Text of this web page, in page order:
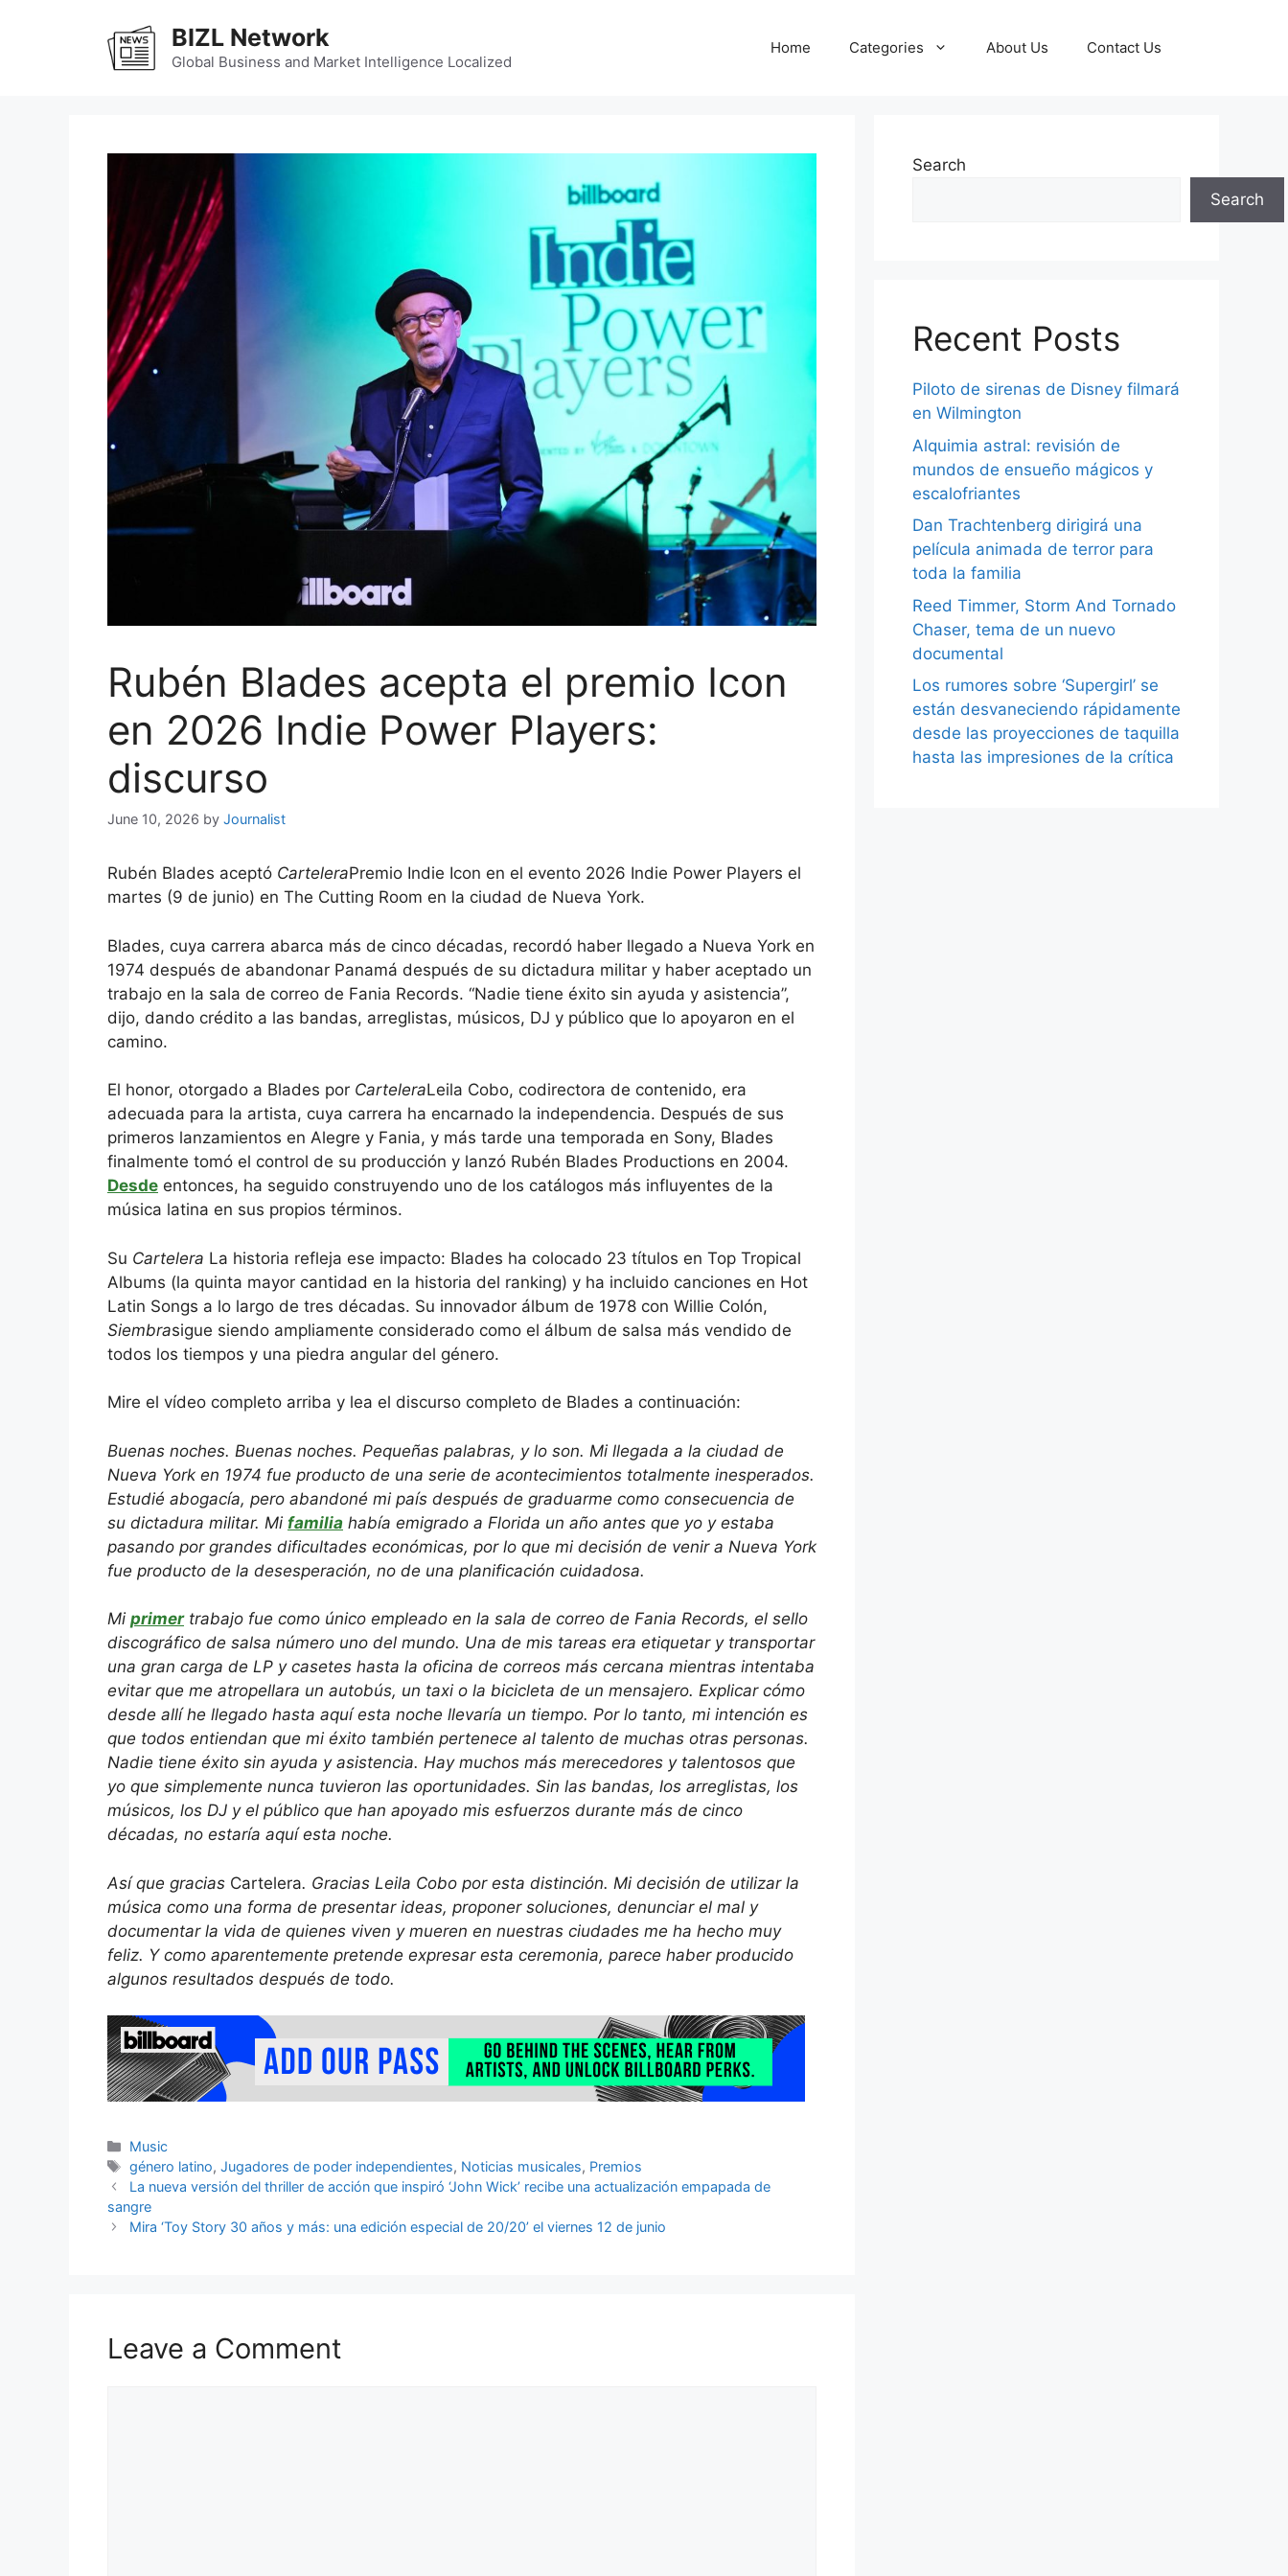
BIZL Network
Global Business and Market Intelligence Localized
Home Categories About Us Contact Us
Rubén Blades acepta el premio Icon
en 2026 Indie Power Players:
discurso
June 10, 2026 by Journalist
Rubén Blades aceptó CarteleraPremio Indie Icon en el evento 2026 Indie Power Players el
martes (9 de junio) en The Cutting Room en la ciudad de Nueva York.
Blades, cuya carrera abarca más de cinco décadas, recordó haber llegado a Nueva York en
1974 después de abandonar Panamá después de su dictadura militar y haber aceptado un
trabajo en la sala de correo de Fania Records. “Nadie tiene éxito sin ayuda y asistencia”,
dijo, dando crédito a las bandas, arreglistas, músicos, DJ y público que lo apoyaron en el
camino.
El honor, otorgado a Blades por CarteleraLeila Cobo, codirectora de contenido, era
adecuada para la artista, cuya carrera ha encarnado la independencia. Después de sus
primeros lanzamientos en Alegre y Fania, y más tarde una temporada en Sony, Blades
finalmente tomó el control de su producción y lanzó Rubén Blades Productions en 2004.
Desde entonces, ha seguido construyendo uno de los catálogos más influyentes de la
música latina en sus propios términos.
Su Cartelera La historia refleja ese impacto: Blades ha colocado 23 títulos en Top Tropical
Albums (la quinta mayor cantidad en la historia del ranking) y ha incluido canciones en Hot
Latin Songs a lo largo de tres décadas. Su innovador álbum de 1978 con Willie Colón,
Siembrasigue siendo ampliamente considerado como el álbum de salsa más vendido de
todos los tiempos y una piedra angular del género.
Mire el vídeo completo arriba y lea el discurso completo de Blades a continuación:
Buenas noches. Buenas noches. Pequeñas palabras, y lo son. Mi llegada a la ciudad de
Nueva York en 1974 fue producto de una serie de acontecimientos totalmente inesperados.
Estudié abogacía, pero abandoné mi país después de graduarme como consecuencia de
su dictadura militar. Mi familia había emigrado a Florida un año antes que yo y estaba
pasando por grandes dificultades económicas, por lo que mi decisión de venir a Nueva York
fue producto de la desesperación, no de una planificación cuidadosa.
Mi primertrabajo fue como único empleado en la sala de correo de Fania Records, el sello
discográfico de salsa número uno del mundo. Una de mis tareas era etiquetar y transportar
una gran carga de LP y casetes hasta la oficina de correos más cercana mientras intentaba
evitar que me atropellara un autobús, un taxi o la bicicleta de un mensajero. Explicar cómo
desde allí he llegado hasta aquí esta noche llevaría un tiempo. Por lo tanto, mi intención es
que todos entiendan que mi éxito también pertenece al talento de muchas otras personas.
Nadie tiene éxito sin ayuda y asistencia. Hay muchos más merecedores y talentosos que
yo que simplemente nunca tuvieron las oportunidades. Sin las bandas, los arreglistas, los
músicos, los DJ y el público que han apoyado mis esfuerzos durante más de cinco
décadas, no estaría aquí esta noche.
Así que gracias Cartelera. Gracias Leila Cobo por esta distinción. Mi decisión de utilizar la
música como una forma de presentar ideas, proponer soluciones, denunciar el mal y
documentar la vida de quienes viven y mueren en nuestras ciudades me ha hecho muy
feliz. Y como aparentemente pretende expresar esta ceremonia, parece haber producido
algunos resultados después de todo.
Categories
Music
Tags
género latino,Jugadores de poder independientes, Noticias musicales, Premios
La nueva versión del thriller de acción que inspiró ‘John Wick’ recibe una actualización empapada de
sangre
Mira ‘Toy Story 30 años y más: una edición especial de 20/20’ el viernes 12 de junio
Leave a Comment
Search
Search
Recent Posts
Piloto de sirenas de Disney filmará
en Wilmington
Alquimia astral: revisión de
mundos de ensueño mágicos y
escalofriantes
Dan Trachtenberg dirigirá una
película animada de terror para
toda la familia
Reed Timmer, Storm And Tornado
Chaser, tema de un nuevo
documental
Los rumores sobre ‘Supergirl’ se
están desvaneciendo rápidamente
desde las proyecciones de taquilla
hasta las impresiones de la crítica